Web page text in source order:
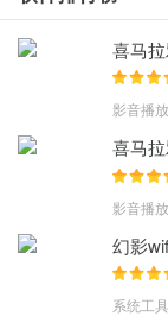
3、可自由设置录制
满足不同的录制需求
1、支持高帧率与不
2、随时随地24小
3、鼠标指针运动
喜马
影音播放
喜马
影音播放
幻影
系统工具